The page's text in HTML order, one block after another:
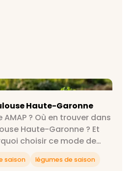
Haute-Garonne
Haute-Garonne
AMAP ? Où en trouver dans
Haute-Garonne ? Et
choisir ce mode de
On répond à toutes tes
et plus encore 😉
saison légumes de saison